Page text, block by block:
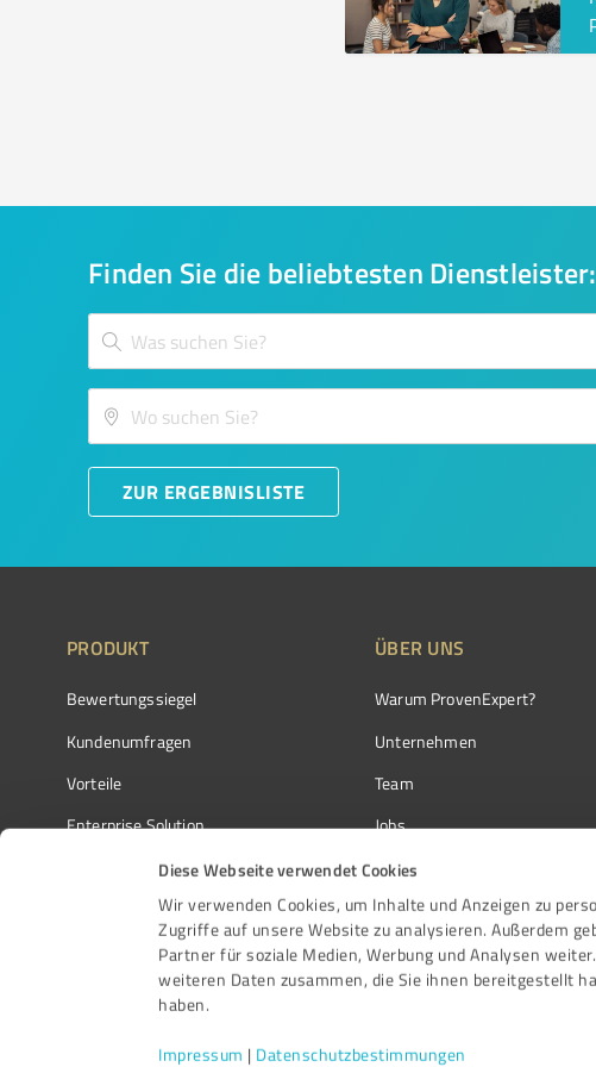
Diese Webseite verwendet Cookies
Wir verwenden Cookies, um Inhalte und Anzeigen zu
Zugriffe auf unsere Website zu analysieren. Außerdem
Partner für soziale Medien, Werbung und Analysen
weiteren Daten zusammen, die Sie ihnen bereitgestellt
haben.
Impressum | Datenschutzbestimmungen
Finden Sie die beliebtesten Dienstleister:
ZUR ERGEBNISLISTE
PRODUKT
Bewertungssiegel
Kundenumfragen
Vorteile
Enterprise Solution
Partnerprogramm
Auszeichnungen
ÜBER UNS
Warum ProvenExpert?
Unternehmen
Team
Jobs
Kundenstimmen
Kontakt